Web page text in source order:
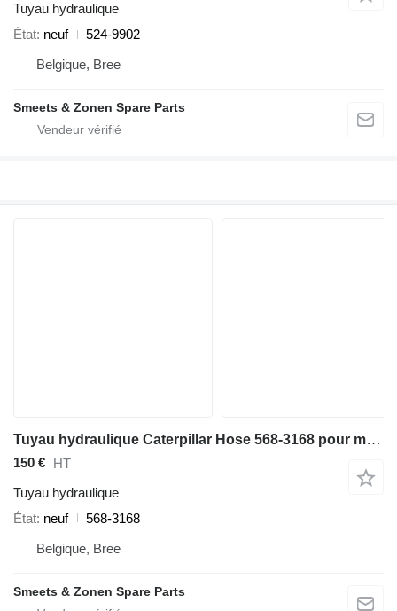
Tuyau hydraulique
État neuf
524-9902
Belgique, Bree
Smeets & Zonen Spare Parts
Tuyau hydraulique Caterpillar Hose 568-3168 pour matériel de TP
150 €
HT
Tuyau hydraulique
État neuf
568-3168
Belgique, Bree
Smeets & Zonen Spare Parts